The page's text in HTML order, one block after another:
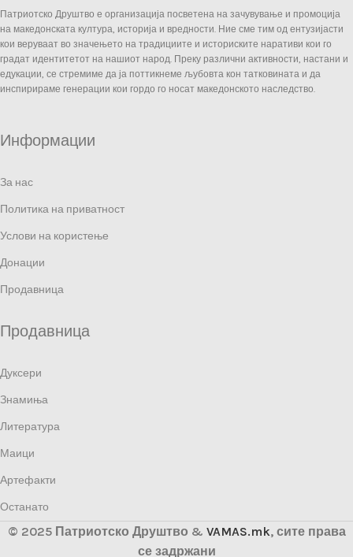
Патриотско Друштво е организација посветена на зачувување и промоција
на македонската култура, историја и вредности. Ние сме тим од ентузијасти
кои веруваат во значењето на традициите и историските наративи кои го
градат идентитетот на нашиот народ. Преку различни активности, настани и
едукации, се стремиме да ја поттикнеме љубовта кон татковината и да
инспирираме генерации кои гордо го носат македонското наследство.
Информации
За нас
Политика на приватност
Услови на користење
Донации
Продавница
Продавница
Дуксери
Знамиња
Литература
Маици
Артефакти
Останато
© 2025 Патриотско Друштво & VAMAS.mk, сите права
се задржани